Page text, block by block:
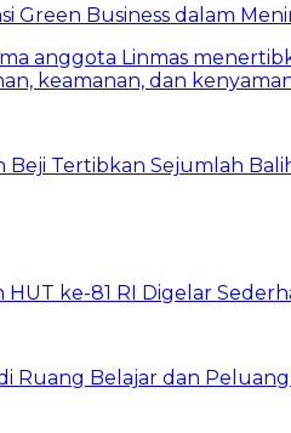
Green Business dalam
Beji Tertibkan Sejumlah
ke-81 RI Digelar
Ruang Belajar dan